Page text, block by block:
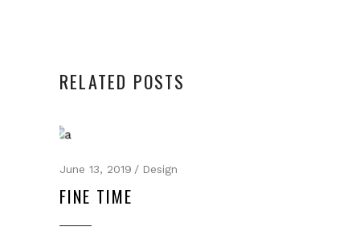
RELATED POSTS
June 13, 2019 Design
FINE TIME